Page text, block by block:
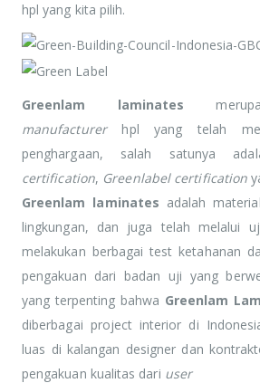
hpl yang kita pilih.
Greenlam laminates
manufacturerhpl yang telah
penghargaan, salah satunya
certification, Greenlabel certification
Greenlam laminates adalah
lingkungan, dan juga telah melalui
melakukan berbagai test ketahanan
pengakuan dari badan uji yang
yang terpenting bahwa Greenlam
diberbagai project interior di
luas di kalangan designer dan
pengakuan kualitas dari user